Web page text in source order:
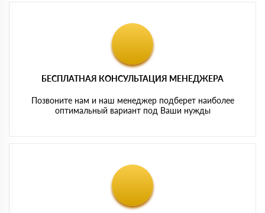
БЕСПЛАТНАЯ КОНСУЛЬТАЦИЯ МЕНЕДЖЕРА
Позвоните нам и наш менеджер подберет наиболее
оптимальный вариант под Ваши нужды